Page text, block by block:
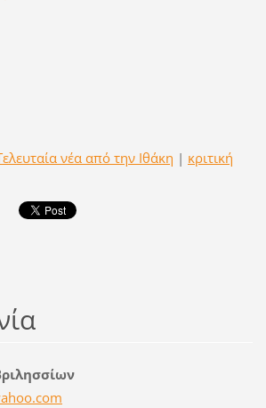
νέα από την Ιθάκη | κριτική
com